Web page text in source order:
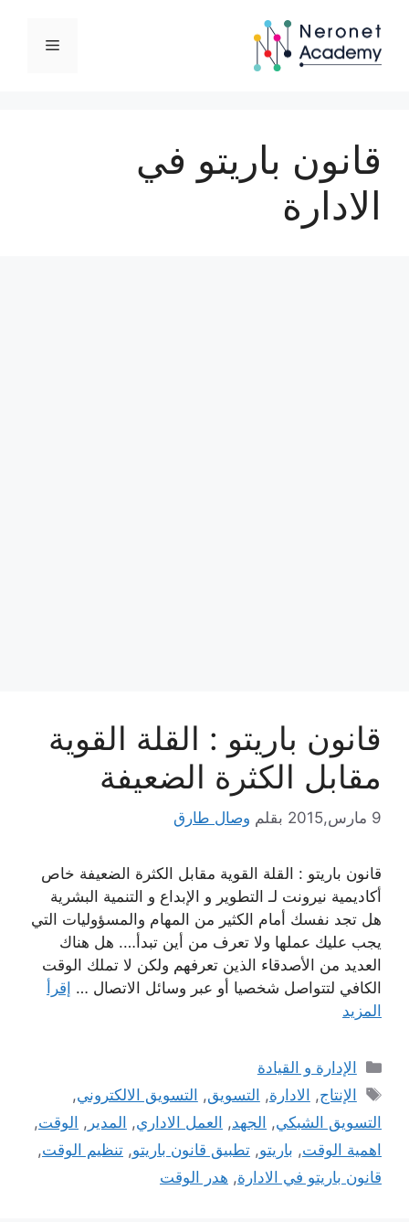
المحتوى
القائمة
قانون باريتو في
الادارة
قانون باريتو : القلة القوية
مقابل الكثرة الضعيفة
9 مارس,2015 بقلم وصال طارق
قانون باريتو : القلة القوية مقابل الكثرة الضعيفة خاص
أكاديمية نيرونت لـ التطوير و الإبداع و التنمية البشرية
هل تجد نفسك أمام الكثير من المهام والمسؤوليات التي
يجب عليك عملها ولا تعرف من أين تبدأ…. هل هناك
العديد من الأصدقاء الذين تعرفهم ولكن لا تملك الوقت
الكافي لتتواصل شخصيا أو عبر وسائل الاتصال … إقرأ
المزيد
التصنيفات
الإدارة و القيادة
الوسوم
الإنتاج, الادارة, التسويق, التسويق الالكتروني,
التسويق الشبكي, الجهد, العمل الاداري, المدير , الوقت,
اهمية الوقت, باريتو, تطبيق قانون باريتو, تنظيم الوقت,
قانون باريتو في الادارة, هدر الوقت